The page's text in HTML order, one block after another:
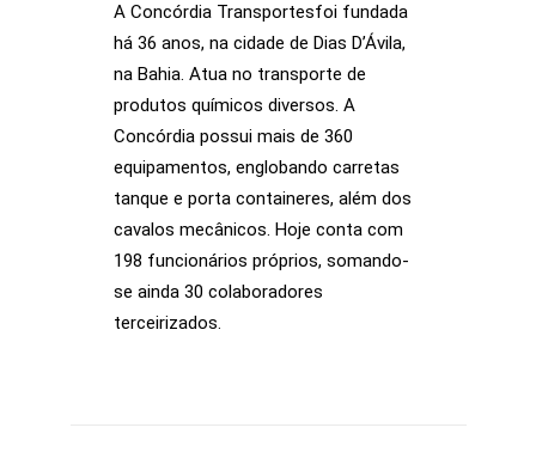
A Concórdia Transportesfoi fundada
há 36 anos, na cidade de Dias D’Ávila,
na Bahia. Atua no transporte de
produtos químicos diversos. A
Concórdia possui mais de 360
equipamentos, englobando carretas
tanque e porta containeres, além dos
cavalos mecânicos. Hoje conta com
198 funcionários próprios, somando-
se ainda 30 colaboradores
terceirizados.